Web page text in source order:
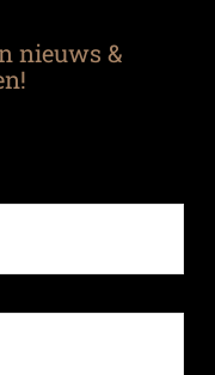
nieuws &